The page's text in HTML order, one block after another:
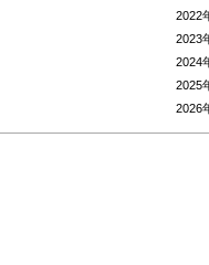
2022
2023
2024
2025
2026